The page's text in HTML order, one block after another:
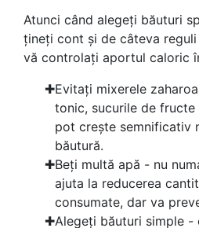
Atunci când alegeți băuturi
țineți cont și de câteva
vă controlați aportul caloric
Evitați mixerele
tonic, sucurile de
pot crește semnificativ
băutură.
Beți multă apă - nu
ajuta la reducerea
consumate, dar va
Alegeți băuturi simple -